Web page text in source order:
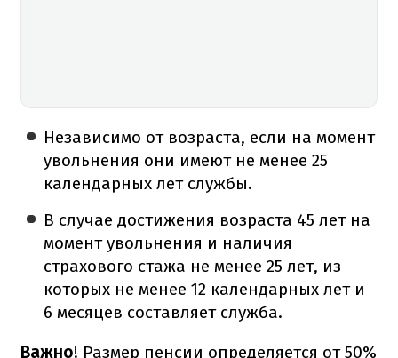
Независимо от возраста, если на момент
увольнения они имеют не менее 25
календарных лет службы.
В случае достижения возраста 45 лет на
момент увольнения и наличия
страхового стажа не менее 25 лет, из
которых не менее 12 календарных лет и
6 месяцев составляет служба.
Важно! Размер пенсии определяется от 50%